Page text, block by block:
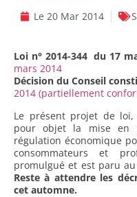
Le 20 Mar 2014
Loi n° 2014-344 du 17
mars 2014
Décision du Conseil
2014 (partiellement
Le présent projet de
pour objet la mise en
régulation économique
consommateurs et
promulgué et est paru
Reste à attendre les
cet automne.